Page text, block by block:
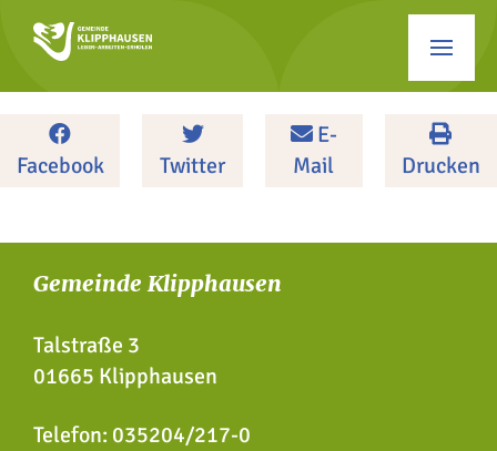
Facebook Twitter
E-
Mail
Drucken
Gemeinde Klipphausen
Talstraße 3
01665 Klipphausen
Telefon: 035204/217-0